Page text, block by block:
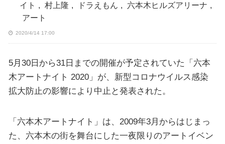
イト , 村上隆 , ドラえもん , 六本木ヒルズアリーナ ,
アート
2020/4/14 17:00
5月30日から31日までの開催が予定されていた「六本
木アートナイト 2020」が、新型コロナウイルス感染
拡大防止の影響により中止と発表された。
「六本木アートナイト」は、2009年3月からはじまっ
た、六本木の街を舞台にした一夜限りのアートイベン